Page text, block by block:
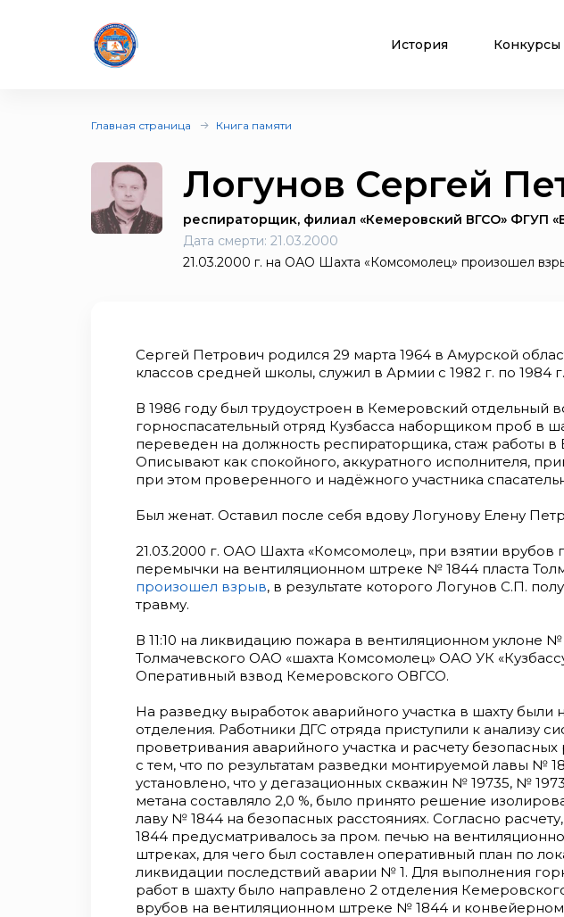
История Конкурсы
Главная страница Книга памяти
Логунов Сергей
респираторщик, филиал «Кемеровский ВГСО» ФГУП
Дата смерти: 21.03.2000
21.03.2000 г. на ОАО Шахта «Комсомолец» произошел
Сергей Петрович родился 29 марта 1964 в Амурской
классов средней школы, служил в Армии с 1982 г. по 1984 г.
В 1986 году был трудоустроен в Кемеровский отдельный
горноспасательный отряд Кузбасса наборщиком проб в
переведен на должность респираторщика, стаж работы в
Описывают как спокойного, аккуратного исполнителя,
при этом проверенного и надёжного участника
Был женат. Оставил после себя вдову Логунову Елену
21.03.2000 г. ОАО Шахта «Комсомолец», при взятии врубов
перемычки на вентиляционном штреке № 1844 пласта
произошел взрыв, в результате которого Логунов С.П.
травму.
В 11:10 на ликвидацию пожара в вентиляционном уклоне №
Толмачевского ОАО «шахта Комсомолец» ОАО УК
Оперативный взвод Кемеровского ОВГСО.
На разведку выработок аварийного участка в шахту были
отделения. Работники ДГС отряда приступили к анализу
проветривания аварийного участка и расчету безопасных
с тем, что по результатам разведки монтируемой лавы №
установлено, что у дегазационных скважин № 19735, №
метана составляло 2,0 %, было принято решение
лаву № 1844 на безопасных расстояниях. Согласно
1844 предусматривалось за пром. печью на
штреках, для чего был составлен оперативный план по
ликвидации последствий аварии № 1. Для выполнения
работ в шахту было направлено 2 отделения
врубов на вентиляционном штреке № 1844 и